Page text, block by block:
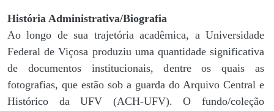
História Administrativa/Biografia
Ao longo de sua trajetória acadêmica, a Universidade
Federal de Viçosa produziu uma quantidade significativa
de documentos institucionais, dentre os quais as
fotografias, que estão sob a guarda do Arquivo Central e
Histórico da UFV (ACH-UFV). O fundo/coleção